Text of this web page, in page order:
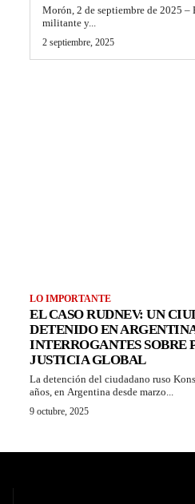
Morón, 2 de septiembre de 2025 –
militante y...
2 septiembre, 2025
LO IMPORTANTE
EL CASO RUDNEV: UN
DETENIDO EN
INTERROGANTES SOBRE
JUSTICIA GLOBAL
La detención del ciudadano ruso
años, en Argentina desde marzo...
9 octubre, 2025